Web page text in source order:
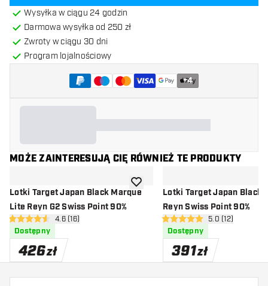
Wysyłka w ciągu 24 godzin
Darmowa wysyłka od 250 zł
Zwroty w ciągu 30 dni
Program lojalnościowy
+4
MOŻE ZAINTERESUJĄ CIĘ RÓWNIEŻ TE PRODUKTY
Lotki Target Japan Black Marque
Lite Reyn G2 Swiss Point 90%
otwórz panel recenzji
4.6 gwiazdki oceny
4.6 (16)
Dostępny
426zł
dodaj do listy życzeń
Lotki Target Japan Black
Reyn Swiss Point 90%
otwórz panel
5 gwiazdki oceny5.0 (12)
Dostępny
391zł